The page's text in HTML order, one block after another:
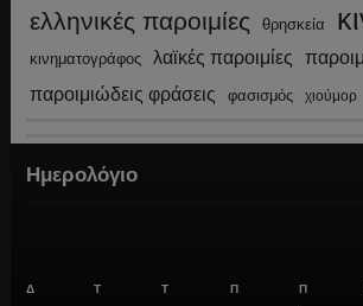
ελληνικές παροιμίες θρησκεία
κινηματογράφος λαϊκές παροιμίες
παροιμιώδεις φράσεις φασισμός χιούμορ
Ημερολόγιο
Δ Τ Τ Π Π